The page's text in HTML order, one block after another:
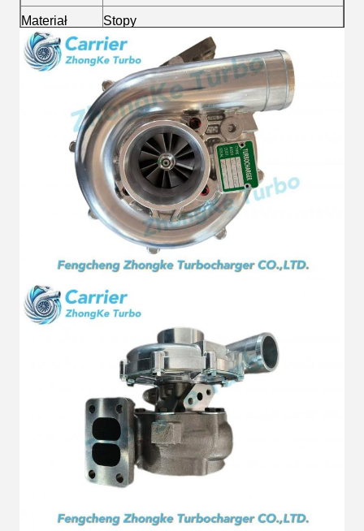
Materiał
Stopy
Paliwo
Diesel